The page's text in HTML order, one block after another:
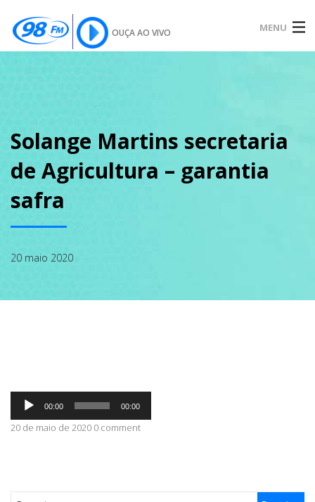
OUÇA AO VIVO MENU
SOBRE
NOTÍCIAS
CONTATO
Solange Martins secretaria
de Agricultura – garantia
safra
20 maio 2020
Tocador
áudio
00:00 00:00
20 de maio de 2020 0 comment